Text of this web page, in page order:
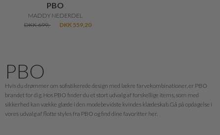
PBO
MADDY NEDERDEL
DKK 699,-
DKK 559,20
PBO
Hvis du drømmer om sofistikerede design med lækre farvekombinationer, er PBO
brandet for dig. Hos PBO finder du et stort udvalg af forskellige items, som med
sikkerhed kan vække glæde i den modebevidste kvindes klædeskab.Gå på opdagelse i
vores udvalg af flotte styles fra PBO og find dine favoritter her.